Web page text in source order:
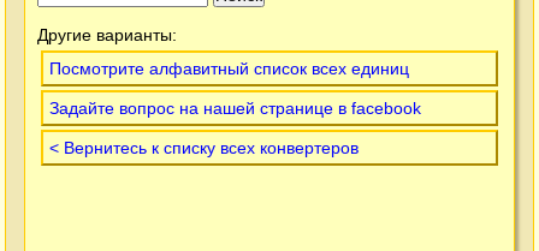
Другие варианты:
Посмотрите алфавитный список всех единиц
Задайте вопрос на нашей странице в facebook
< Вернитесь к списку всех конвертеров